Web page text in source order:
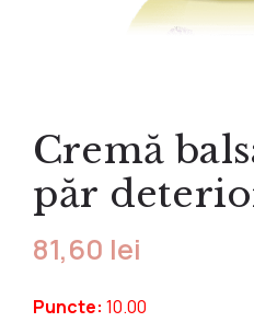
Cremă
păr
81,60 lei
Puncte: 10.00